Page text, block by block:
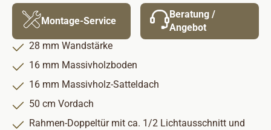
Montage-Service
Beratung /
Angebot
28 mm Wandstärke
16 mm Massivholzboden
16 mm Massivholz-Satteldach
50 cm Vordach
Rahmen-Doppeltür mit ca. 1/2 Lichtausschnitt und